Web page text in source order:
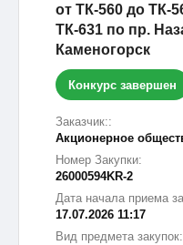
от ТК-560 до ТК-
ТК-631 по пр.
Каменогорск
Конкурс завершен
Заказчик::
Акционерное
Номер Закупки:
26000594KR-2
Дата начала приема
17.07.2026 11:17
Вид предмета закупок: